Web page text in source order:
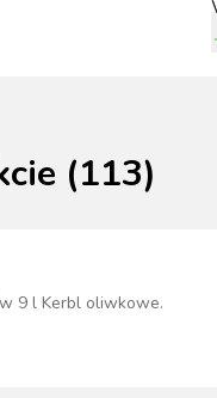
(113)
9 l Kerbl oliwkowe.